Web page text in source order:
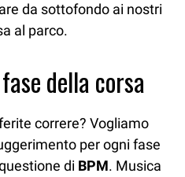
da sottofondo ai nostri
al parco.
della corsa
correre? Vogliamo
per ogni fase
di BPM. Musica